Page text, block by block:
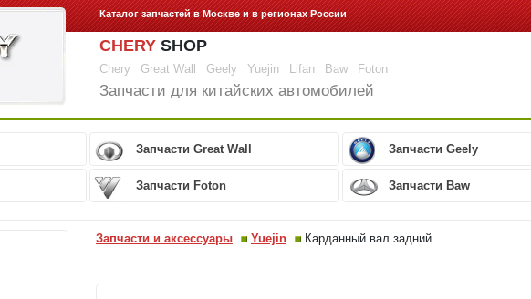
Каталог запчастейв Москве и в регионах России
CHERY SHOP
Chery Great Wall Geely Yuejin Lifan Baw Foton
Запчасти для китайских автомобилей
Запчасти Great Wall Запчасти Geely
Запчасти Foton Запчасти Baw
Запчасти и аксессуары Yuejin Карданный вал задний